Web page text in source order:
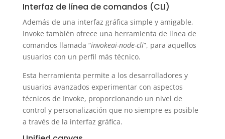
Interfaz de línea de comandos (CLI)
Además de una interfaz gráfica simple y amigable,
Invoke también ofrece una herramienta de línea de
comandos llamada “invokeai-node-cli”, para aquellos
usuarios con un perfil más técnico.
Esta herramienta permite a los desarrolladores y
usuarios avanzados experimentar con aspectos
técnicos de Invoke, proporcionando un nivel de
control y personalización que no siempre es posible
a través de la interfaz gráfica.